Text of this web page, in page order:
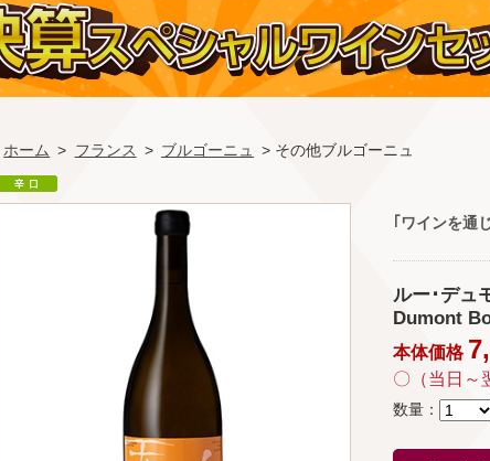
ホーム > フランス > ブルゴーニュ > その他ブルゴーニュ
｢ワインを通
ルー･デュ
Dumont
本体価格
〇（当日～
数量：